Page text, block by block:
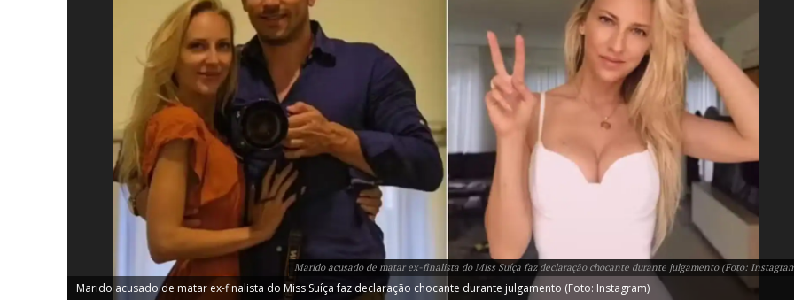
Marido acusado de matar ex-finalista do Miss Suíça faz declaração chocante durante julgamento (Foto:
Marido acusado de matar ex-finalista do Miss Suíça faz declaração chocante durante julgamento (Foto: Instagram)